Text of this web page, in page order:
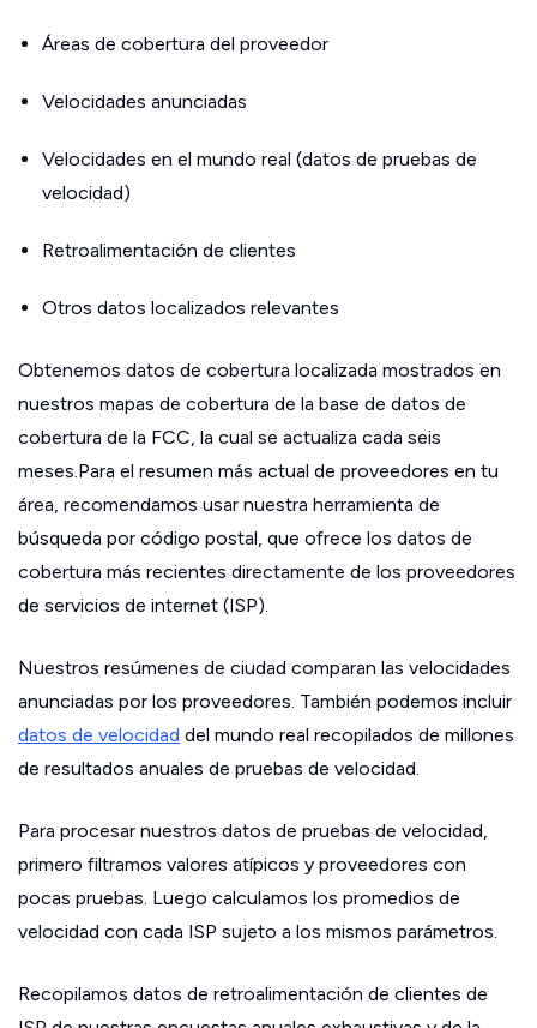
Áreas de cobertura del proveedor
Velocidades anunciadas
Velocidades en el mundo real (datos de pruebas de
velocidad)
Retroalimentación de clientes
Otros datos localizados relevantes
Obtenemos datos de cobertura localizada mostrados en
nuestros mapas de cobertura de la base de datos de
cobertura de la FCC, la cual se actualiza cada seis
meses.Para el resumen más actual de proveedores en tu
área, recomendamos usar nuestra herramienta de
búsqueda por código postal, que ofrece los datos de
cobertura más recientes directamente de los proveedores
de servicios de internet (ISP).
Nuestros resúmenes de ciudad comparan las velocidades
anunciadas por los proveedores. También podemos incluir
datos de velocidad del mundo real recopilados de millones
de resultados anuales de pruebas de velocidad.
Para procesar nuestros datos de pruebas de velocidad,
primero filtramos valores atípicos y proveedores con
pocas pruebas. Luego calculamos los promedios de
velocidad con cada ISP sujeto a los mismos parámetros.
Recopilamos datos de retroalimentación de clientes de